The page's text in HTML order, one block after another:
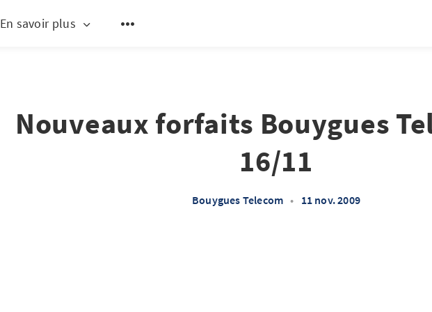
En savoir plus
Nouveaux forfaits Bouygues
16/11
Bouygues Telecom • 11 nov. 2009